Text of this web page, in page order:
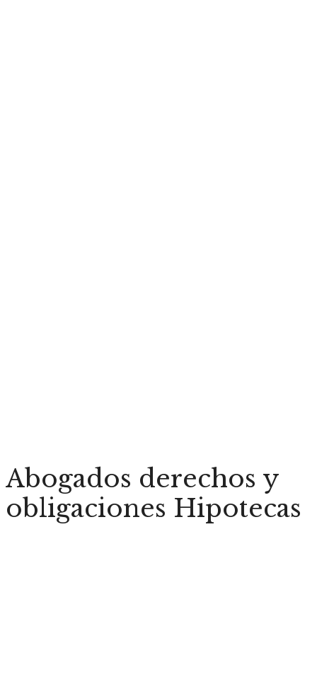
Abogados derechos y
obligaciones Hipotecas